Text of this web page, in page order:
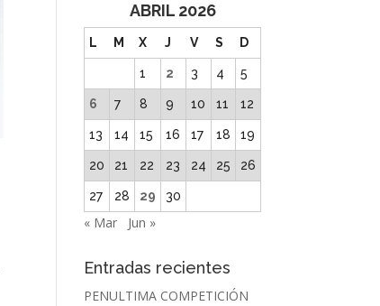
ABRIL 2026
L M X J V S D
1 2 3 4 5
6 7 8 9 10 11 12
13 14 15 16 17 18 19
20 21 22 23 24 25 26
27 28 29 30
« Mar Jun »
Entradas recientes
PENULTIMA COMPETICIÓN